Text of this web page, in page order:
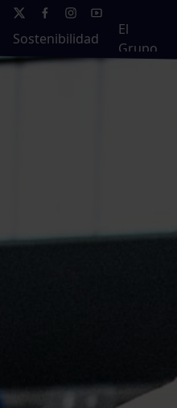
Sostenibilidad
El
Grupo